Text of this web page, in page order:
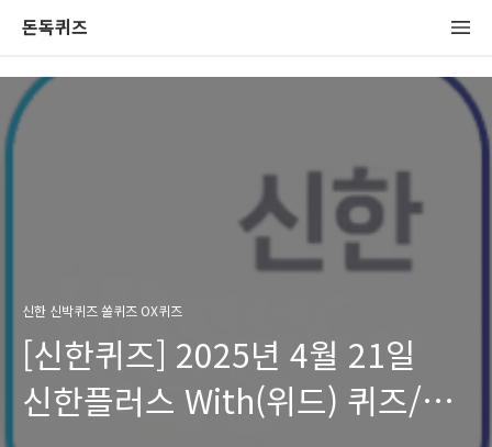
돈독퀴즈
신한 신박퀴즈 쏠퀴즈 OX퀴즈
[신한퀴즈] 2025년 4월 21일
신한플러스 With(위드) 퀴즈/